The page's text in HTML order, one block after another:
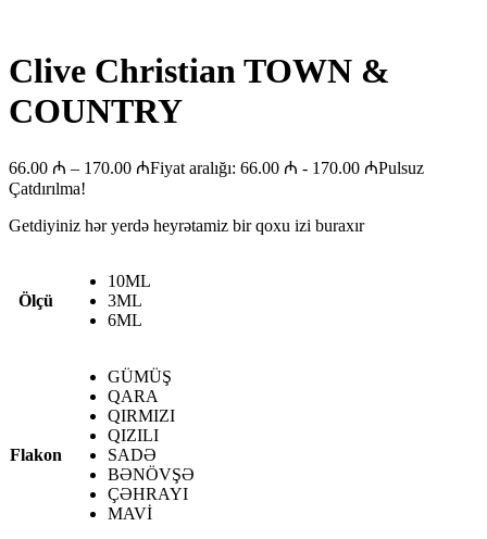
Clive Christian TOWN &
COUNTRY
66.00 ₼ – 170.00 ₼Fiyat aralığı: 66.00 ₼ - 170.00 ₼Pulsuz
Çatdırılma!
Getdiyiniz hər yerdə heyrətamiz bir qoxu izi buraxır
Ölçü
10ML
3ML
6ML
Flakon
GÜMÜŞ
QARA
QIRMIZI
QIZILI
SADƏ
BƏNÖVŞƏ
ÇƏHRAYI
MAVİ